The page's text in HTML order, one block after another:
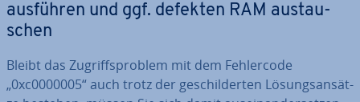
ausführen und ggf. defekten RAM aus­tau­
schen
Bleibt das Zu­griffs­pro­blem mit dem Feh­ler­code
„0xc0000005“ auch trotz der ge­schil­der­ten Lö­sungs­an­sät­